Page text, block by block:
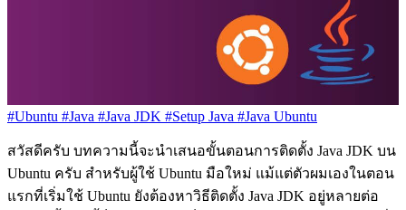
#Ubuntu #Java #Java JDK #Setup Java #Java Ubuntu
สวัสดีครับ บทความนี้จะนำเสนอขั้นตอนการติดตั้ง Java JDK บน
Ubuntu ครับ สำหรับผู้ใช้ Ubuntu มือใหม่ แม้แต่ตัวผมเองในตอน
แรกที่เริ่มใช้ Ubuntu ยังต้องหาวิธีติดตั้ง Java JDK อยู่หลายต่อ